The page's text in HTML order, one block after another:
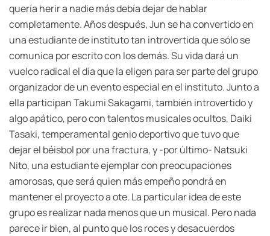
quería herir a nadie más debía dejar de hablar
completamente. Años después, Jun se ha convertido en
una estudiante de instituto tan introvertida que sólo se
comunica por escrito con los demás. Su vida dará un
vuelco radical el día que la eligen para ser parte del grupo
organizador de un evento especial en el instituto. Junto a
ella participan Takumi Sakagami, también introvertido y
algo apático, pero con talentos musicales ocultos, Daiki
Tasaki, temperamental genio deportivo que tuvo que
dejar el béisbol por una fractura, y -por último- Natsuki
Nito, una estudiante ejemplar con preocupaciones
amorosas, que será quien más empeño pondrá en
mantener el proyecto a ote. La particular idea de este
grupo es realizar nada menos que un musical. Pero nada
parece ir bien, al punto que los roces y desacuerdos